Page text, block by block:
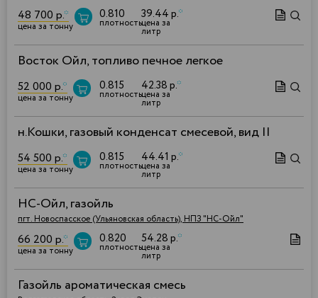
48 700 р.*
цена за тонну
0.810
плотность
39.44 р.*
цена за
литр
Восток Ойл, топливо печное легкое
52 000 р.*
цена за тонну
0.815
плотность
42.38 р.*
цена за
литр
н.Кошки, газовый конденсат смесевой, вид II
54 500 р.*
цена за тонну
0.815
плотность
44.41 р.*
цена за
литр
НС-Ойл, газойль
пгт. Новоспасское (Ульяновская область), НПЗ "НС-Ойл"
66 200 р.*
цена за тонну
0.820
плотность
54.28 р.*
цена за
литр
Газойль ароматическая смесь